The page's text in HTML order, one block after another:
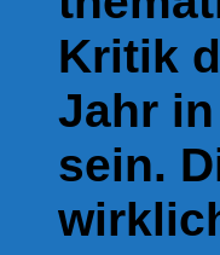
Kritik
Jahr
sein.